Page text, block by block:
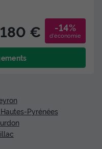
180 € -14%
d'économie
Pyrénées